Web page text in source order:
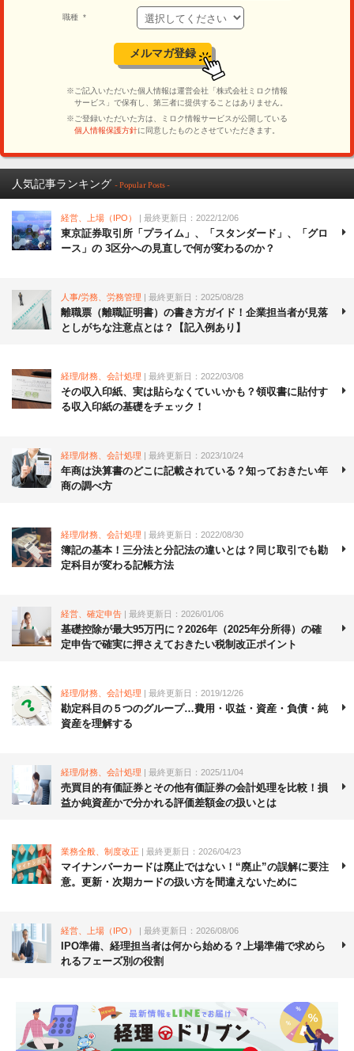
人気記事ランキング - Popular Posts -
経営、上場（IPO） | 最終更新日：2022/12/06
東京証券取引所「プライム」、「スタンダード」、「グロ
ース」の 3区分への見直しで何が変わるのか？
人事/労務、労務管理 | 最終更新日：2025/08/28
離職票（離職証明書）の書き方ガイド！企業担当者が見落
としがちな注意点とは？【記入例あり】
経理/財務、会計処理 | 最終更新日：2022/03/08
その収入印紙、実は貼らなくていいかも？領収書に貼付す
る収入印紙の基礎をチェック！
経理/財務、会計処理 | 最終更新日：2023/10/24
年商は決算書のどこに記載されている？知っておきたい年
商の調べ方
経理/財務、会計処理 | 最終更新日：2022/08/30
簿記の基本！三分法と分記法の違いとは？同じ取引でも勘
定科目が変わる記帳方法
経営、確定申告 | 最終更新日：2026/01/06
基礎控除が最大95万円に？2026年（2025年分所得）の確
定申告で確実に押さえておきたい税制改正ポイント
経理/財務、会計処理 | 最終更新日：2019/12/26
勘定科目の５つのグループ…費用・収益・資産・負債・純
資産を理解する
経理/財務、会計処理 | 最終更新日：2025/11/04
売買目的有価証券とその他有価証券の会計処理を比較！損
益か純資産かで分かれる評価差額金の扱いとは
業務全般、制度改正 | 最終更新日：2026/04/23
マイナンバーカードは廃止ではない！“廃止”の誤解に要注
意。更新・次期カードの扱い方を間違えないために
経営、上場（IPO） | 最終更新日：2026/08/06
IPO準備、経理担当者は何から始める？上場準備で求めら
れるフェーズ別の役割